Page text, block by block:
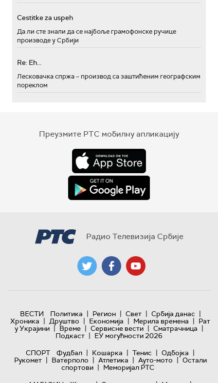
Cestitke za uspeh
Да ли сте знали да се најбоље грамофонске ручице
производе у Србији
Re: Eh...
Лесковачка спржа – производ са заштићеним географским
пореклом
Преузмите РТС мобилну апликацију
Радио Телевизија Србије
ВЕСТИ Политика | Регион | Свет | Србија данас |
Хроника | Друштво | Економија | Мерила времена | Рат
у Украјини | Време | Сервисне вести | Сматрачница |
Подкаст | ЕУ могућности 2026
СПОРТ
Фудбал | Кошарка | Тенис | Одбојка |
Рукомет | Ватерполо | Атлетика | Ауто-мото | Остали
спортови | Меморијал РТС